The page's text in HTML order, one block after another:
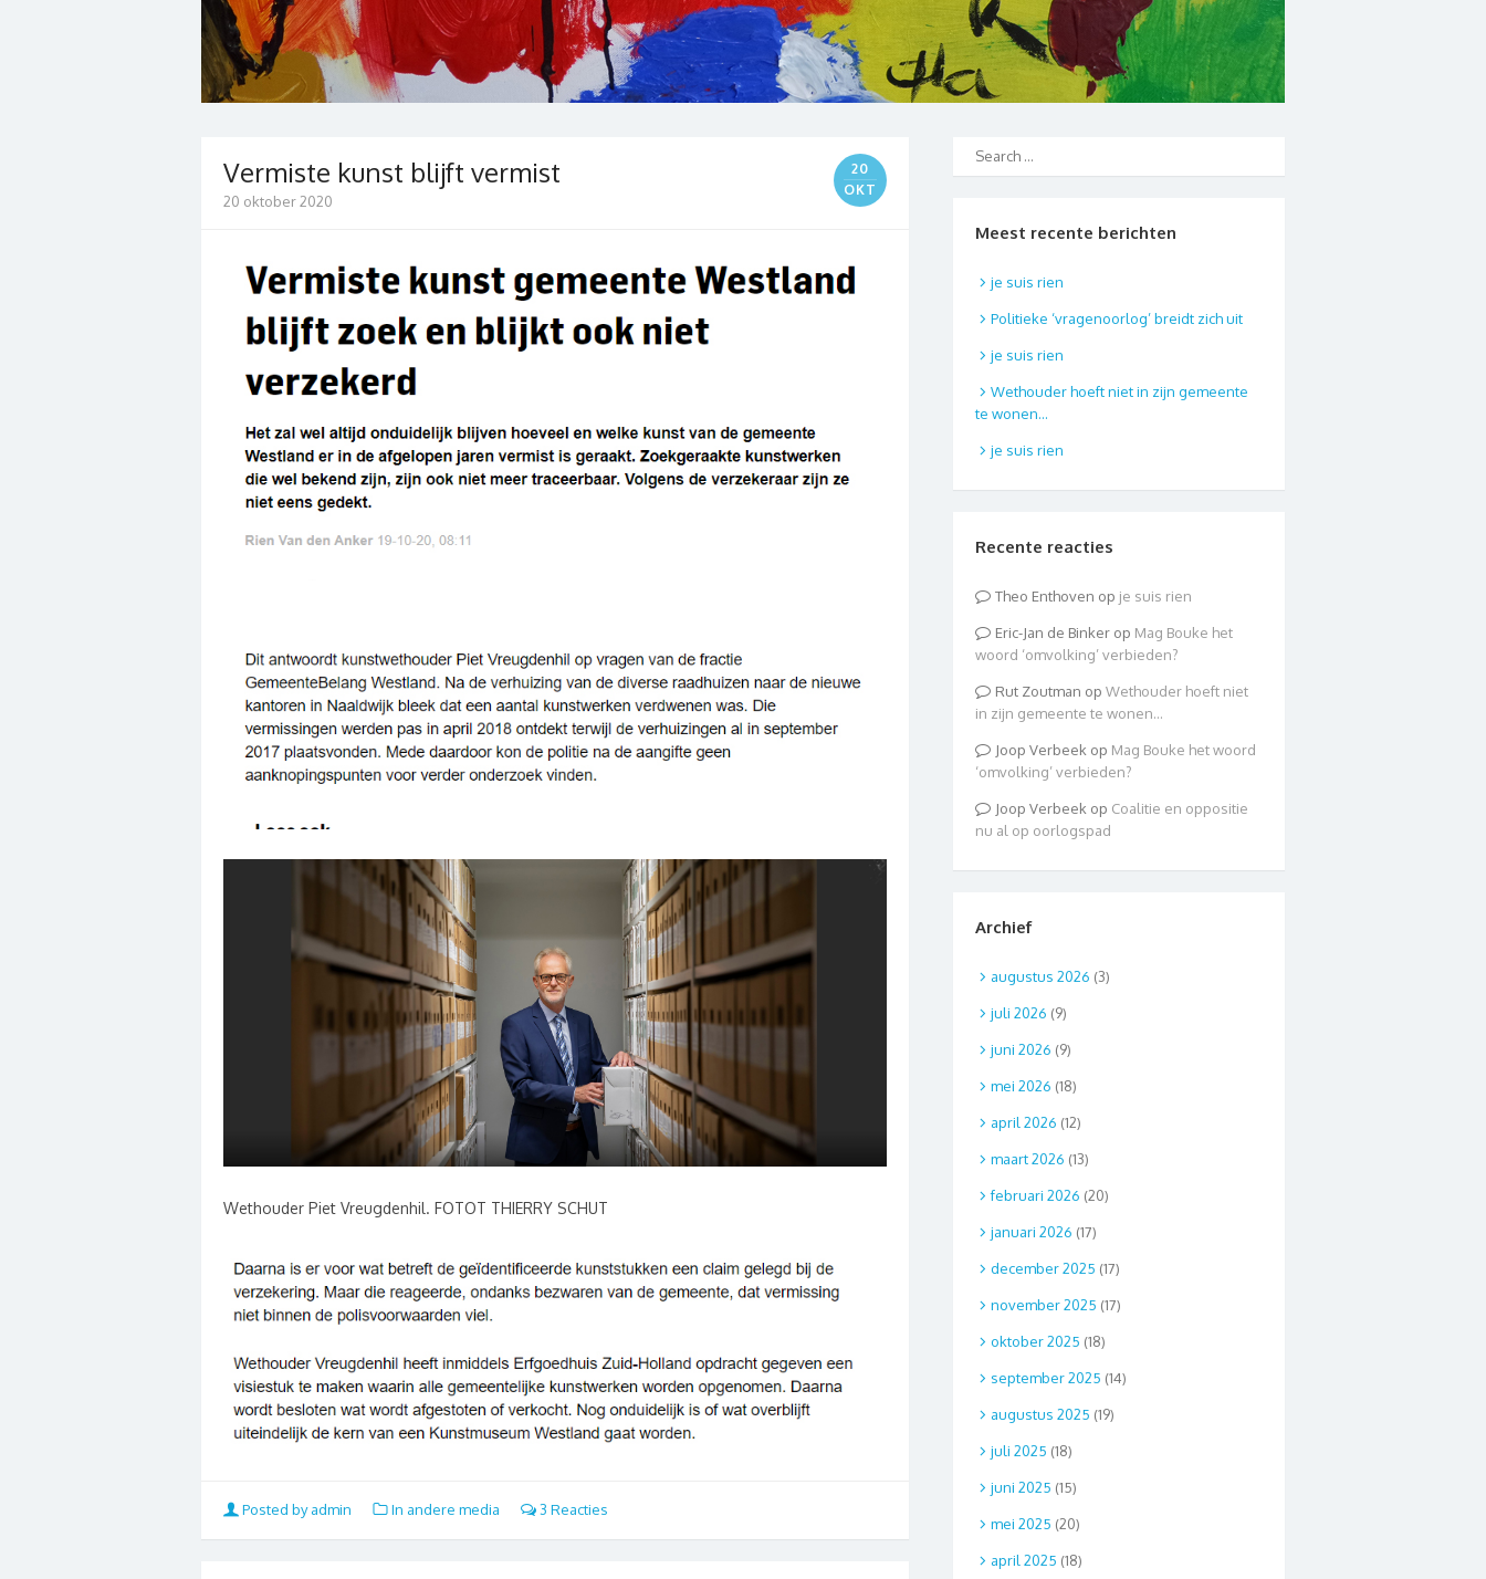
Vermiste kunst blijft vermist
20
OKT
20 oktober 2020
Wethouder Piet Vreugdenhil. FOTOT THIERRY SCHUT
Posted by admin In andere media 3 Reacties
Meest recente berichten
je suis rien
Politieke ‘vragenoorlog’ breidt zich uit
je suis rien
Wethouder hoeft niet in zijn gemeente
te wonen…
je suis rien
Recente reacties
Theo Enthoven op je suis rien
Eric-Jan de Binkerop Mag Bouke het
woord ‘omvolking’ verbieden?
Rut Zoutman op Wethouder hoeft niet
in zijn gemeente te wonen…
Joop Verbeek op Mag Bouke het woord
‘omvolking’ verbieden?
Joop Verbeek op Coalitie en oppositie
nu al op oorlogspad
Archief
augustus 2026 (3)
juli 2026 (9)
juni 2026 (9)
mei 2026 (18)
april 2026 (12)
maart 2026 (13)
februari 2026 (20)
januari 2026 (17)
december 2025 (17)
november 2025 (17)
oktober 2025 (18)
september 2025 (14)
augustus 2025 (19)
juli 2025 (18)
juni 2025 (15)
mei 2025 (20)
april 2025 (18)